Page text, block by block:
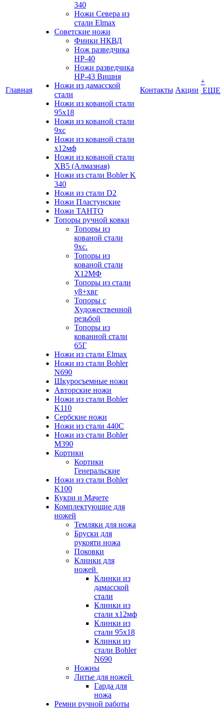
Главная
340
Ножи Севера из
стали Elmax
Советские ножи
Финки НКВД
Нож разведчика
НР-40
Ножи разведчика
НР-43 Вишня
Ножи из дамасской
стали
Ножи из кованой стали
95х18
Ножи из кованой стали
9хс
Ножи из кованой стали
х12мф
Ножи из кованой стали
ХВ5 (Алмазная)
Ножи из стали Bohler K
340
Ножи из стали D2
Ножи Пластунские
Ножи ТАНТО
Топоры ручной ковки
Топоры из
кованой стали
9хс.
Топоры из
кованой стали
Х12МФ
Топоры из стали
у8+хвг
Топоры с
Художественной
резьбой
Топоры из
кованной стали
65Г
Ножи из стали Elmax
Ножи из стали Bohler
N690
Шкуросъемные ножи
Авторские ножи
Ножи из стали Bohler
K110
Сербские ножи
Ножи из стали 440С
Ножи из стали Bohler
M390
Кортики
Кортики
Генеральские
Ножи из стали Bohler
K100
Кукри и Мачете
Комплектующие для
ножей
Темляки для ножа
Бруски для
рукояти ножа
Поковки
Клинки для
ножей
Клинки из
дамасской
стали
Клинки из
стали х12мф
Клинки из
стали 95х18
Клинки из
стали Bohler
N690
Ножны
Литье для ножей
Гарда для
ножа
Ремни ручной работы
Контакты Акции
+
ЕЩЕ